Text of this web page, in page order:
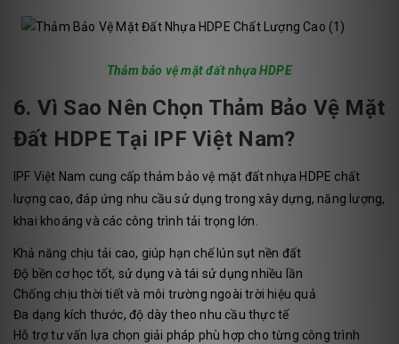
Thảm bảo vệ mặt đất nhựa HDPE
6. Vì Sao Nên Chọn Thảm Bảo Vệ Mặt
Đất HDPE Tại IPF Việt Nam?
IPF Việt Nam cung cấp thảm bảo vệ mặt đất nhựa HDPE chất
lượng cao, đáp ứng nhu cầu sử dụng trong xây dựng, năng lượng,
khai khoáng và các công trình tải trọng lớn.
Khả năng chịu tải cao, giúp hạn chế lún sụt nền đất
Độ bền cơ học tốt, sử dụng và tái sử dụng nhiều lần
Chống chịu thời tiết và môi trường ngoài trời hiệu quả
Đa dạng kích thước, độ dày theo nhu cầu thực tế
Hỗ trợ tư vấn lựa chọn giải pháp phù hợp cho từng công trình